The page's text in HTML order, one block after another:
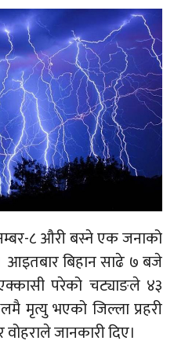
८ औरी बस्ने एक जनाको
आइतबार बिहान साढे ७ बजे
परेको चट्याङले ४३
मृत्यु भएको जिल्ला प्रहरी
जानकारी दिए।